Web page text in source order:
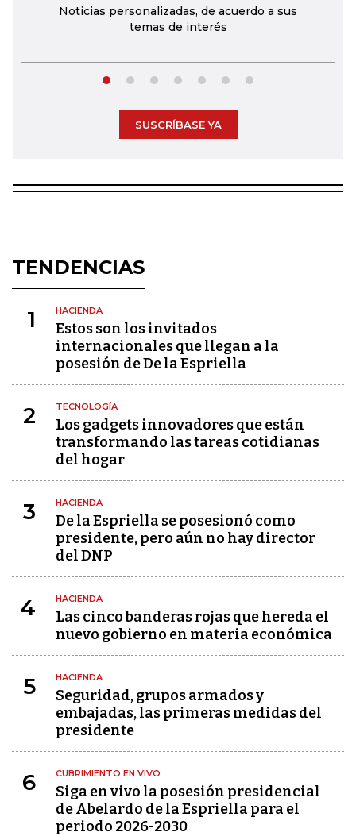
Noticias personalizadas, de acuerdo a sus
temas de interés
SUSCRÍBASE YA
TENDENCIAS
1 HACIENDA
Estos son los invitados
internacionales que llegan a la
posesión de De la Espriella
2 TECNOLOGÍA
Los gadgets innovadores que están
transformando las tareas cotidianas
del hogar
3 HACIENDA
De la Espriella se posesionó como
presidente, pero aún no hay director
del DNP
4 HACIENDA
Las cinco banderas rojas que hereda el
nuevo gobierno en materia económica
5 HACIENDA
Seguridad, grupos armados y
embajadas, las primeras medidas del
presidente
6 CUBRIMIENTO EN VIVO
Siga en vivo la posesión presidencial
de Abelardo de la Espriella para el
periodo 2026-2030